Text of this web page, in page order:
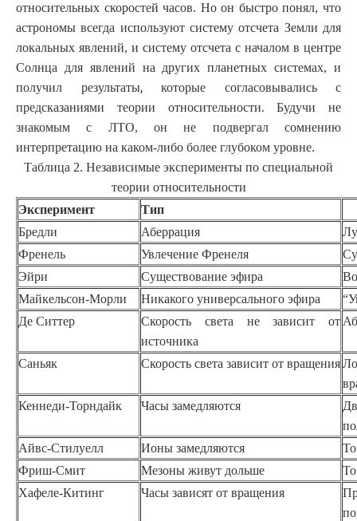
относительных скоростей часов. Но он быстро понял, что
астрономы всегда используют систему отсчета Земли для
локальных явлений, и систему отсчета с началом в центре
Солнца для явлений на других планетных системах, и
получил результаты,которые согласовывались с
предсказаниями теории относительности. Будучи не
знакомым с ЛТО, он не подвергал сомнению
интерпретацию на каком-либо более глубоком уровне.
Таблица 2. Независимые эксперименты по специальной
теории относительности
Эксперимент
Тип
Бредли
Аберрация
Френель
Увлечение Френеля
Эйри
Существование эфира
Майкельсон-Морли
Никакого универсального эфира
Де Ситтер
Скорость света не зависит от
источника
Саньяк Скорость света зависит от вращения
Кеннеди-Торндайк
Часы замедляются
Айвс-Стилуелл
Ионы замедляются
Фриш-Смит
Мезоны живут дольше
Хафеле-Китинг
Часы зависят от вращения